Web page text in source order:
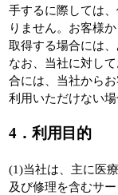
手するに際しては
りません。お客様
取得する場合には
なお、当社に対し
合には、当社から
利用いただけない場
4．利用目的
(1)当社は、主に医
及び修理を含むサ